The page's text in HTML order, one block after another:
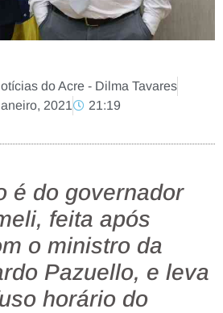
do Acre - Dilma Tavares
2021
21:19
é do governador
feita após
o ministro da
Pazuello, e leva
horário do